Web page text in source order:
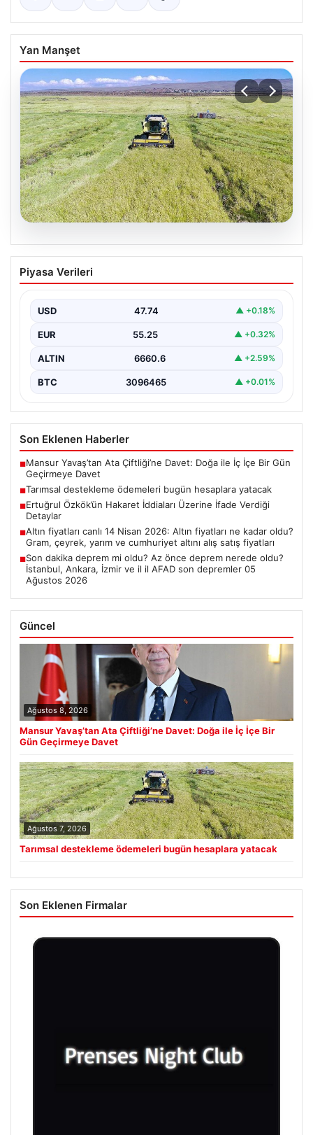
Yan Manşet
Tarımsal destekleme ödemeleri bugün
hesaplara yatacak
Piyasa Verileri
USD 47.74 ▲ +0.18%
EUR 55.25 ▲ +0.32%
ALTIN 6660.6 ▲ +2.59%
BTC 3096465 ▲ +0.01%
Son Eklenen Haberler
■Mansur Yavaş’tan Ata Çiftliği’ne Davet: Doğa ile İç İçe Bir Gün
Geçirmeye Davet
■Tarımsal destekleme ödemeleri bugün hesaplara yatacak
■Ertuğrul Özkök’ün Hakaret İddiaları Üzerine İfade Verdiği
Detaylar
■Altın fiyatları canlı 14 Nisan 2026: Altın fiyatları ne kadar oldu?
Gram, çeyrek, yarım ve cumhuriyet altını alış satış fiyatları
■Son dakika deprem mi oldu? Az önce deprem nerede oldu?
İstanbul, Ankara, İzmir ve il il AFAD son depremler 05
Ağustos 2026
Güncel
Ağustos 8, 2026
Mansur Yavaş’tan Ata Çiftliği’ne Davet: Doğa ile İç İçe Bir
Gün Geçirmeye Davet
Ağustos 7, 2026
Tarımsal destekleme ödemeleri bugün hesaplara yatacak
Son Eklenen Firmalar